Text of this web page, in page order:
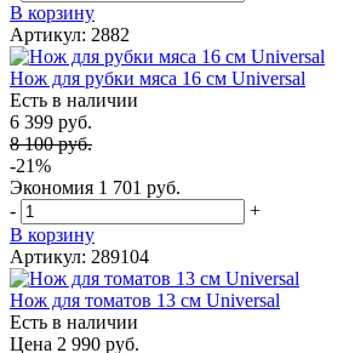
В корзину
Артикул: 2882
Нож для рубки мяса 16 см Universal
Есть в наличии
6 399 руб.
8 100 руб.
-21%
Экономия 1 701 руб.
-
+
В корзину
Артикул: 289104
Нож для томатов 13 см Universal
Есть в наличии
Цена 2 990 руб.